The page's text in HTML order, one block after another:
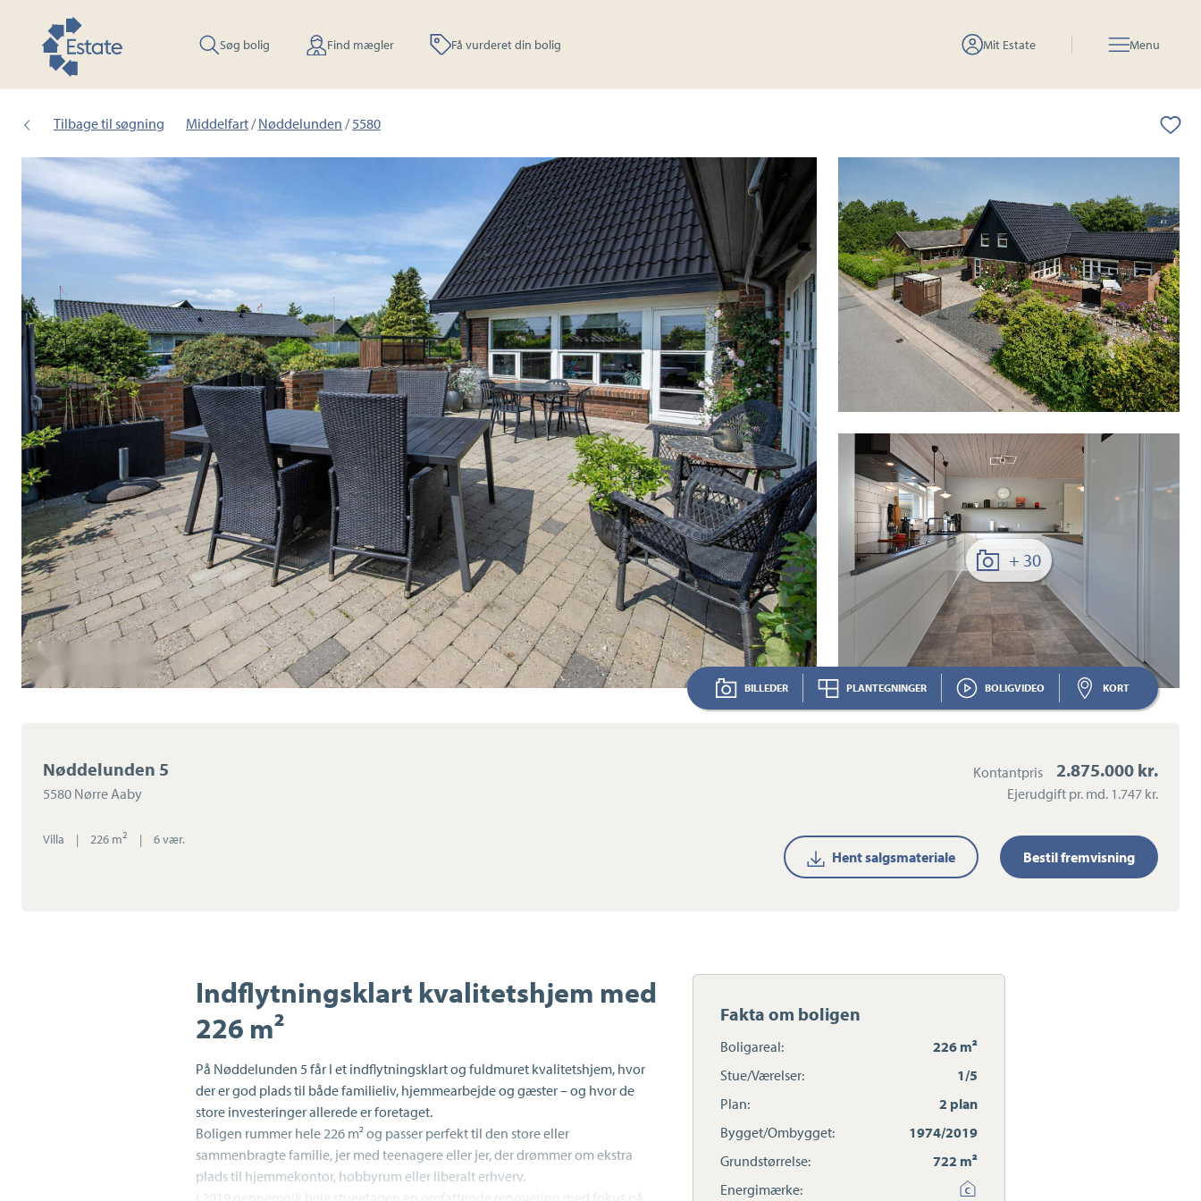
Søg bolig Find mægler Få vurderet din bolig Mit Estate Menu
Tilbage til søgning Middelfart/Nøddelunden /5580
+ 30
BILLEDER PLANTEGNINGER BOLIGVIDEO KORT
Nøddelunden 5
5580 Nørre Aaby
Villa | 226 m2 | 6 vær.
Kontantpris 2.875.000 kr.
Ejerudgift pr. md. 1.747 kr.
Hent salgsmateriale Bestil fremvisning
Indflytningsklart kvalitetshjem med
226 m²
På Nøddelunden 5 får I et indflytningsklart og fuldmuret kvalitetshjem, hvor
der er god plads til både familieliv, hjemmearbejde og gæster – og hvor de
store investeringer allerede er foretaget.
Boligen rummer hele 226 m² og passer perfekt til den store eller
sammenbragte familie, jer med teenagere eller jer, der drømmer om ekstra
plads til hjemmekontor, hobbyrum eller liberalt erhverv.
I 2019 gennemgik hele stueetagen en omfattende renovering med fokus på
Fakta om boligen
Boligareal:
226 m²
Stue/Værelser:
1/5
Plan:
2 plan
Bygget/Ombygget:
1974/2019
Grundstørrelse:
722 m²
Energimærke: